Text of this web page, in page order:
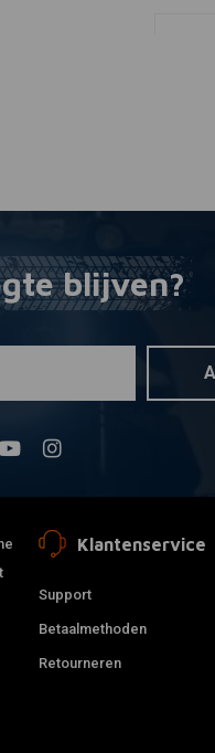
blijven?
Klantenservice
Support
Betaalmethoden
Retourneren